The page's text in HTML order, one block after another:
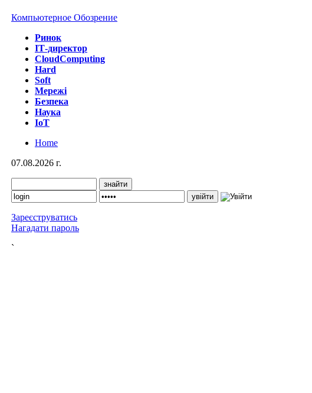
Компьютерное Обозрение
Ринок
IТ-директор
CloudComputing
Hard
Soft
Мережі
Безпека
Наука
IoT
Home
07.08.2026 г.
Зареєструватись
Нагадати пароль
`